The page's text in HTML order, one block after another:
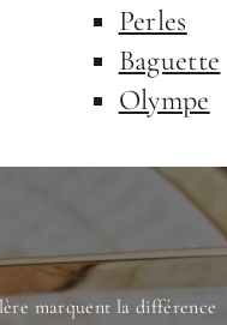
Perles
Baguette
Olympe
marquent la différence